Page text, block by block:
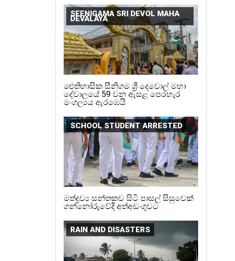
SEENIGAMA SRI DEVOL MAHA
DEVALAYA
ඓතිහාසික සීනිගම ශ්‍රී දෙවොල් මහා
දේවාලයේ 59 වන ඇසළ පෙරහැර
මංගල්‍යය ඇරඹෙයි
SCHOOL STUDENT ARRESTED
මත්ද්‍රව්‍ය සන්තකව සිටි පාසල් සිසුවෙක්
ගන්නෝරුවේදී අත්අඩංගුවට
RAIN AND DISASTERS